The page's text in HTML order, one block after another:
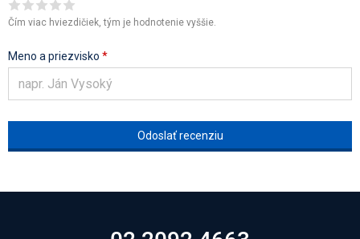
Čím viac hviezdičiek, tým je hodnotenie vyššie.
Meno a priezvisko *